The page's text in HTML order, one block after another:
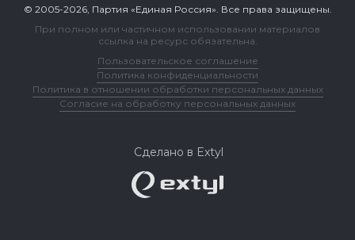
© 2005-2026, Партия «Единая Россия». Все права защищены.
При полном или частичном использовании материалов
ссылка на ресурс обязательна.
Пользовательское соглашение
Политика конфиденциальности
Политика в отношении обработки персональных данных
Согласие на обработку персональных данных
Сделано в Extyl